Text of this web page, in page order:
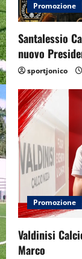
Promozione
Santalessio
nuovo
sportjonico
Promozione
Valdinisi
Marco